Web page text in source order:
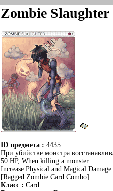
Zombie Slaughter
ID предмета : 4435
При убийстве монстра
50 HP, When killing a monster.
Increase Physical and Magical
[Ragged Zombie Card Combo]
Класс : Card